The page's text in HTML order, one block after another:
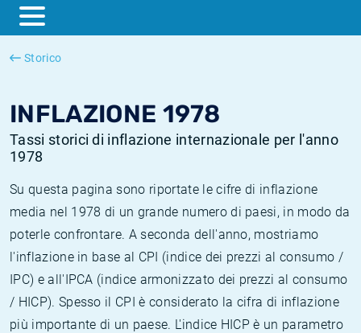
Storico
INFLAZIONE 1978
Tassi storici di inflazione internazionale per l'anno
1978
Su questa pagina sono riportate le cifre di inflazione
media nel 1978 di un grande numero di paesi, in modo da
poterle confrontare. A seconda dell'anno, mostriamo
l'inflazione in base al CPI (indice dei prezzi al consumo /
IPC) e all'IPCA (indice armonizzato dei prezzi al consumo
/ HICP). Spesso il CPI è considerato la cifra di inflazione
più importante di un paese. L'indice HICP è un parametro
ESTER
SONIA
Inflazione Italia
Inflazione Stati Uniti
Tassi storici di SONIA
Tassi storici di TONAR